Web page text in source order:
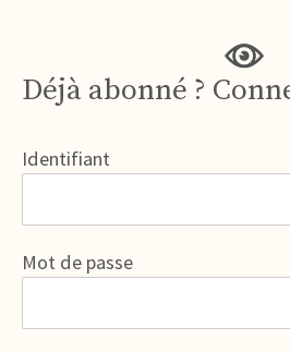
Déjà abonné ?
Identifiant
Mot de passe